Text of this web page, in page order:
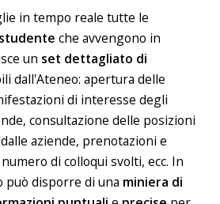
in tempo reale tutte le
studente che avvengono in
un set dettagliato di
dall'Ateneo: apertura delle
di interesse degli
consultazione delle posizioni
aziende, prenotazioni e
di colloqui svolti, ecc. In
può disporre di una miniera di